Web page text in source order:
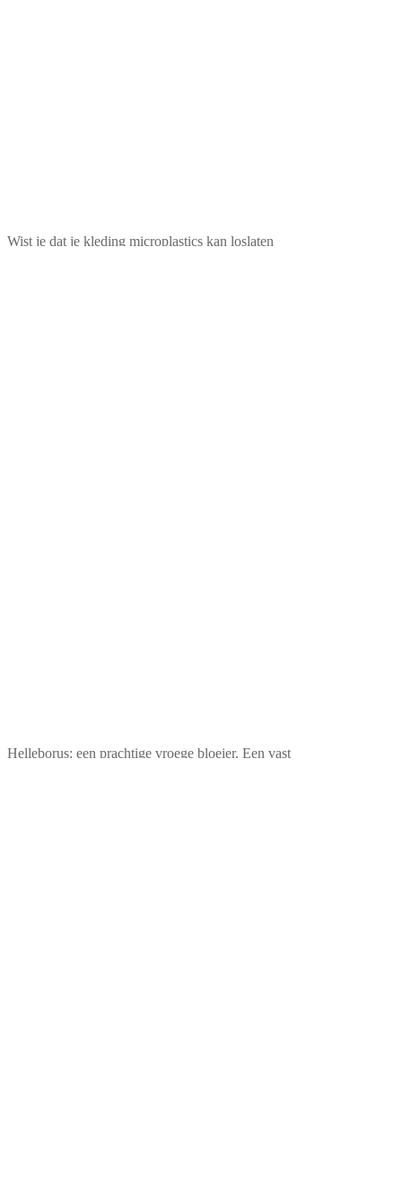
Wist je dat je kleding microplastics kan loslaten
Helleborus: een prachtige vroege bloeier. Een vast